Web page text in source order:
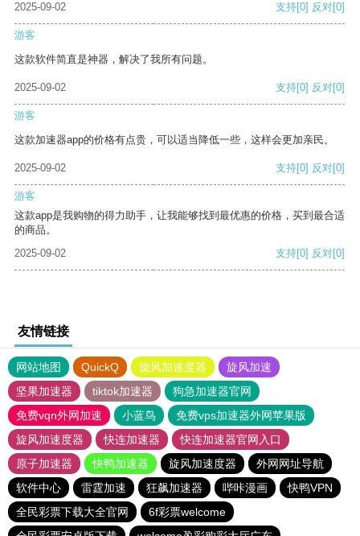
2025-09-02 支持[0] 反对[0]
游客
这款软件简直是神器，解决了我所有问题。
2025-09-02 支持[0] 反对[0]
游客
这款加速器app的价格有点贵，可以适当降低一些，这样会更加亲民。
2025-09-02 支持[0] 反对[0]
游客
这款app是我购物的得力助手，让我能够找到最优惠的价格，买到最合适
的商品。
2025-09-02
支持[0] 反对[0]
友情链接
网站地图 QuickQ 旋风加速度器
旋风加速
坚果加速器
tiktok加速器
狗急加速器官网
免费vqn外网加速
小蓝鸟
免费vps加速器外网苹果版
旋风加速度器
快连加速器
快连加速器官网入口
原子加速器
快鸭加速器 旋风加速度器
外网网址导航
软件中心
雷霆加速 狂飙加速器 哔咔漫画
快鸭VPN
全民彩票下载大全官网
6f彩票welcome